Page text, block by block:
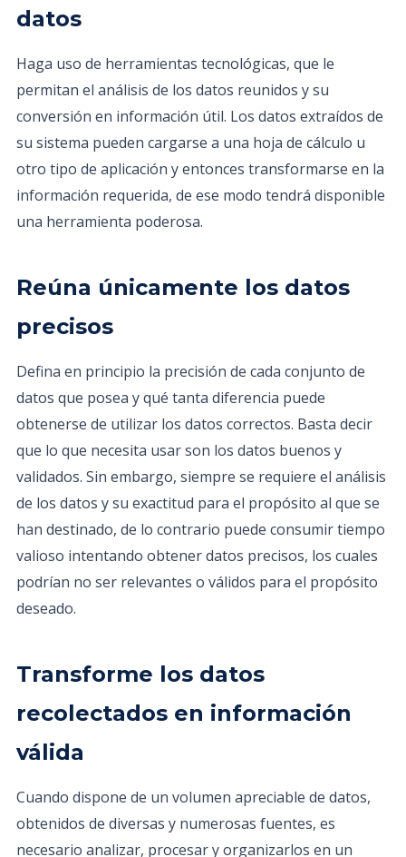
datos
Haga uso de herramientas tecnológicas, que le
permitan el análisis de los datos reunidos y su
conversión en información útil. Los datos extraídos de
su sistema pueden cargarse a una hoja de cálculo u
otro tipo de aplicación y entonces transformarse en la
información requerida, de ese modo tendrá disponible
una herramienta poderosa.
Reúna únicamente los datos
precisos
Defina en principio la precisión de cada conjunto de
datos que posea y qué tanta diferencia puede
obtenerse de utilizar los datos correctos. Basta decir
que lo que necesita usar son los datos buenos y
validados. Sin embargo, siempre se requiere el análisis
de los datos y su exactitud para el propósito al que se
han destinado, de lo contrario puede consumir tiempo
valioso intentando obtener datos precisos, los cuales
podrían no ser relevantes o válidos para el propósito
deseado.
Transforme los datos
recolectados en información
válida
Cuando dispone de un volumen apreciable de datos,
obtenidos de diversas y numerosas fuentes, es
necesario analizar, procesar y organizarlos en un